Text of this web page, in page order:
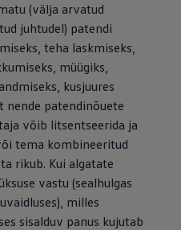
(välja arvatud
juhtudel) patendi
teha laskmiseks,
müügiks,
kusjuures
patendinõuete
võib litsentseerida ja
tema kombineeritud
rikub. Kui algatate
vastu (sealhulgas
milles
sisalduv panus kujutab